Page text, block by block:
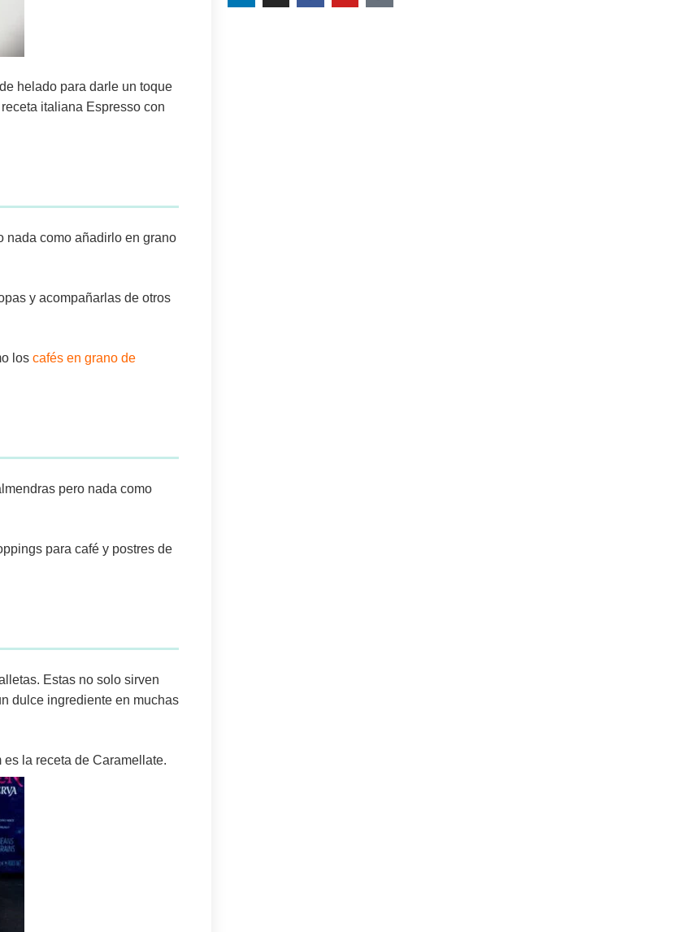
helado para darle un toque
italiana Espresso con
nada como añadirlo en grano
y acompañarlas de otros
los cafés en grano de
pero nada como
para café y postres de
. Estas no solo sirven
dulce ingrediente en muchas
la receta de Caramellate.